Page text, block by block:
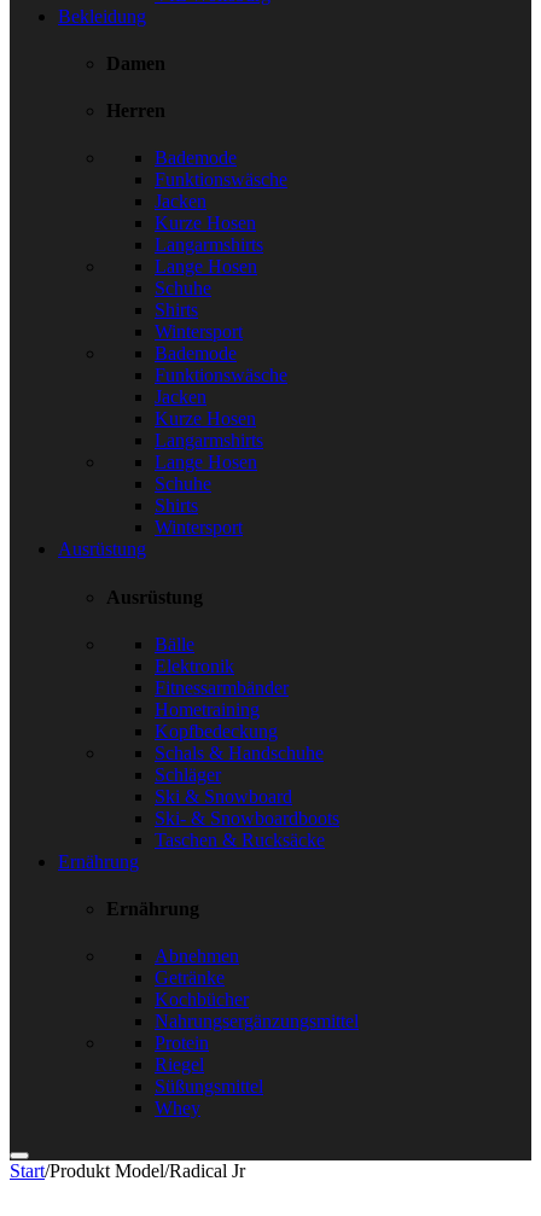
Bekleidung
Damen
Herren
Bademode
Funktionswäsche
Jacken
Kurze Hosen
Langarmshirts
Lange Hosen
Schuhe
Shirts
Wintersport
Bademode
Funktionswäsche
Jacken
Kurze Hosen
Langarmshirts
Lange Hosen
Schuhe
Shirts
Wintersport
Ausrüstung
Ausrüstung
Bälle
Elektronik
Fitnessarmbänder
Hometraining
Kopfbedeckung
Schals & Handschuhe
Schläger
Ski & Snowboard
Ski- & Snowboardboots
Taschen & Rucksäcke
Ernährung
Ernährung
Abnehmen
Getränke
Kochbücher
Nahrungsergänzungsmittel
Protein
Riegel
Süßungsmittel
Whey
Start/Produkt Model/Radical Jr